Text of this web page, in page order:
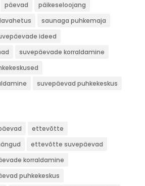
päevad
päikeseloojang
saunaga puhkemaja
ideed
suvepäevade korraldamine
suvepäevad puhkekeskus
ettevõtte
ettevõtte suvepäevad
korraldamine
puhkekeskus